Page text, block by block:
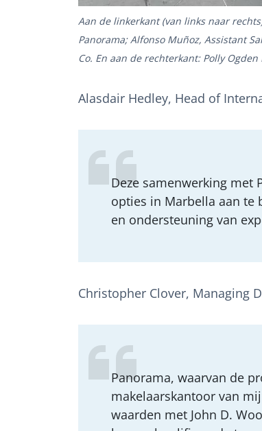
Aan de linkerkant (van links naar
Panorama; Alfonso Muñoz, Assistant
Co. En aan de rechterkant: Polly
Alasdair Hedley, Head of
Deze samenwerking met
opties in Marbella aan te
en ondersteuning van
Christopher Clover, Managing
Panorama, waarvan de
makelaarskantoor van
waarden met John D.